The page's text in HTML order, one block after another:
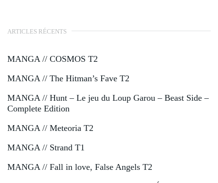
ARTICLES RÉCENTS
MANGA // COSMOS T2
MANGA // The Hitman’s Fave T2
MANGA // Hunt – Le jeu du Loup Garou – Beast Side –
Complete Edition
MANGA // Meteoria T2
MANGA // Strand T1
MANGA // Fall in love, False Angels T2